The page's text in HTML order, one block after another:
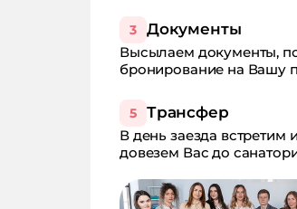
3 Документы
Высылаем документы,
бронирование на Вашу
5 Трансфер
В день заезда встретим
довезем Вас до